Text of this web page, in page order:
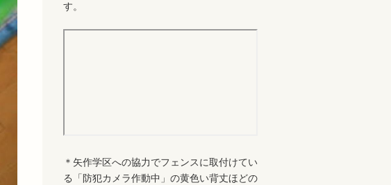
す。
＊矢作学区への協力でフェンスに取付けてい
る「防犯カメラ作動中」の黄色い背丈ほどの